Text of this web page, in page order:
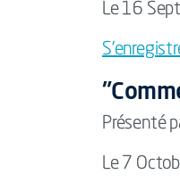
Le 16
Présenté
Le 7